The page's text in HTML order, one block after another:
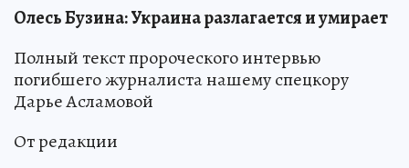
Олесь Бузина: Украина разлагается и умирает
Полный текст пророческого интервью
погибшего журналиста нашему спецкору
Дарье Асламовой
От редакции